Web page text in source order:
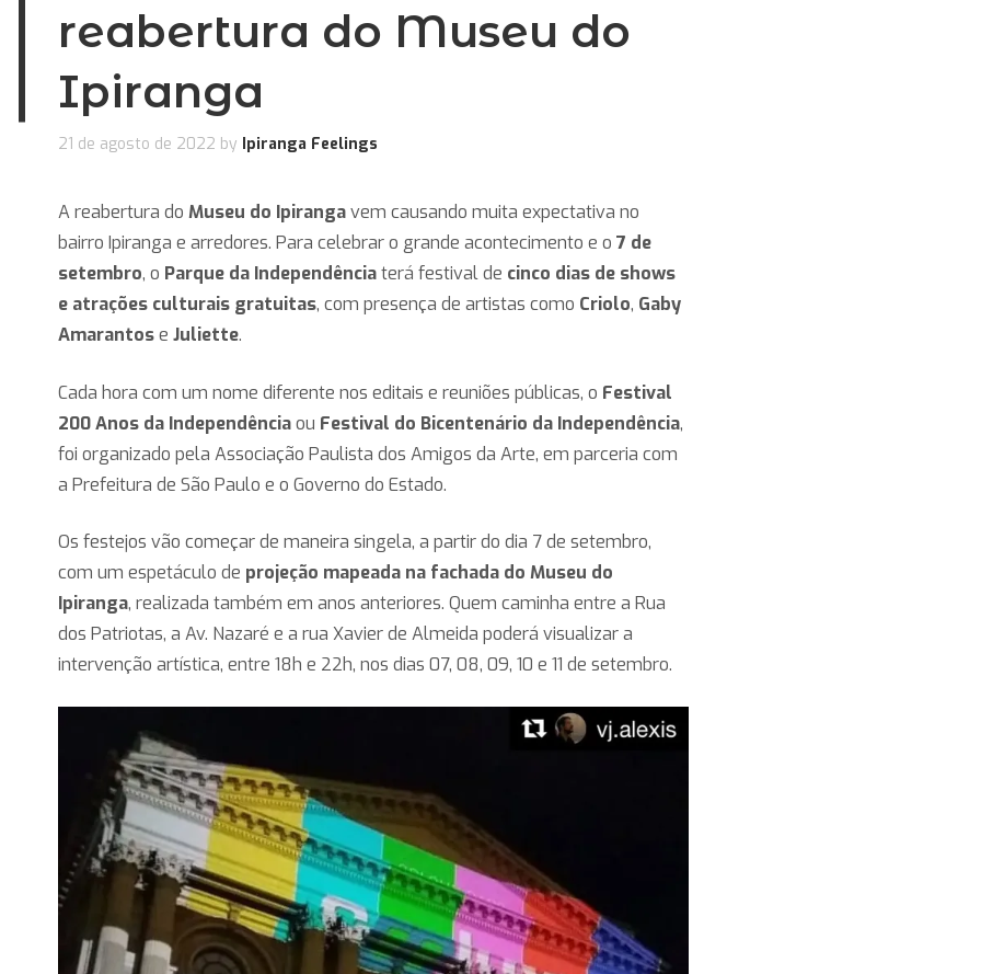
reabertura do Museu do
Ipiranga
21 de agosto de 2022 by Ipiranga Feelings
A reabertura doMuseu do Ipirangavem causando muita expectativa no
bairro Ipiranga e arredores. Para celebrar o grande acontecimento e o7 de
setembro, o Parque da Independênciaterá festival de cinco dias de shows
e atrações culturais gratuitas, com presença de artistas como Criolo, Gaby
AmarantoseJuliette.
Cada hora com um nome diferente nos editais e reuniões públicas, o Festival
200 Anos da Independênciaou Festival do Bicentenário da Independência,
foi organizado pela Associação Paulista dos Amigos da Arte, em parceria com
a Prefeitura de São Paulo e o Governo do Estado.
Os festejos vão começar de maneira singela, a partir do dia 7 de setembro,
com um espetáculo de projeção mapeada na fachada do Museu do
Ipiranga, realizada também em anos anteriores. Quem caminha entre a Rua
dos Patriotas, a Av. Nazaré e a rua Xavier de Almeida poderá visualizar a
intervenção artística, entre 18h e 22h, nos dias 07, 08, 09, 10 e 11 de setembro.